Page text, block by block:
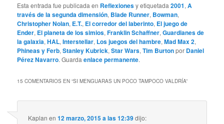
Esta entrada fue publicada en Reflexionesy etiquetada2001,A
través de la segunda dimensión, Blade Runner, Bowman,
Christopher Nolan, E.T., El corredor del laberinto, El juego de
Ender, El planeta de los simios,Franklin Schaffner,Guardianes de
la galaxia,HAL,Interstellar, Los juegos del hambre,Mad Max 2,
Phineas y Ferb,Stanley Kubrick,Star Wars,Tim Burtonpor Daniel
Pérez Navarro. Guardaenlace permanente.
15 COMENTARIOS EN “SI MENGUARAS UN POCO TAMPOCO VALDRÍA”
Kaplan en12 marzo, 2015 a las 12:39dijo: